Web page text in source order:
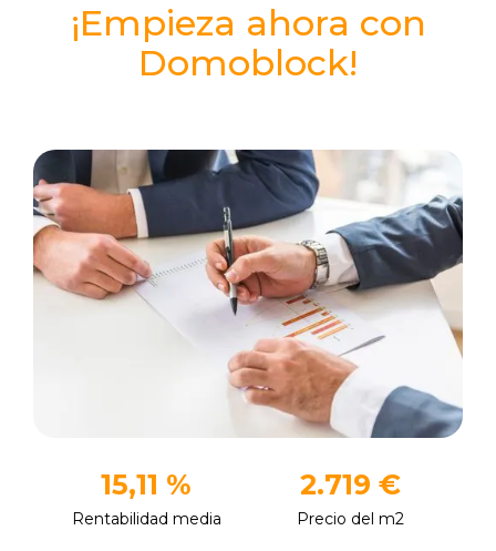
¡Empieza ahora con
Domoblock!
15,11 %
Rentabilidad media
2.719 €
Precio del m2